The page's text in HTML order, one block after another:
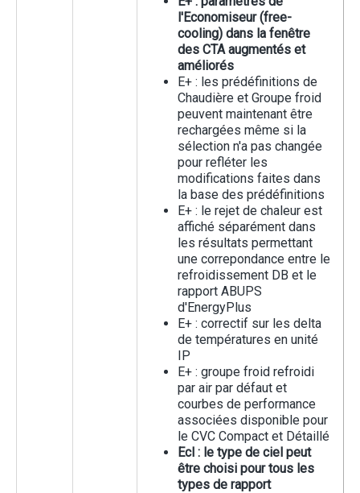
l'Economiseur (free-
cooling) dans la fenêtre
des CTA augmentés et
améliorés
E+ : les prédéfinitions de
Chaudière et Groupe froid
peuvent maintenant être
rechargées même si la
sélection n'a pas changée
pour refléter les
modifications faites dans
la base des prédéfinitions
E+ : le rejet de chaleur est
affiché séparément dans
les résultats permettant
une correpondance entre le
refroidissement DB et le
rapport ABUPS
d'EnergyPlus
E+ : correctif sur les delta
de températures en unité
IP
E+ : groupe froid refroidi
par air par défaut et
courbes de performance
associées disponible pour
le CVC Compact et Détaillé
Ecl : le type de ciel peut
être choisi pour tous les
types de rapport